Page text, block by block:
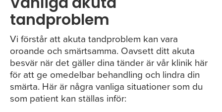
tandproblem
Vi förstår att akuta tandproblem kan vara
oroande och smärtsamma. Oavsett ditt akuta
besvär när det gäller dina tänder är vår klinik här
för att ge omedelbar behandling och lindra din
smärta. Här är några vanliga situationer som du
som patient kan ställas inför: